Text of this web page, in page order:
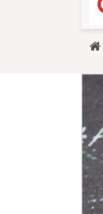
Y
u
e
r
e
: